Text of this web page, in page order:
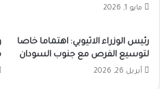
مايو 1, 2026
رئيس الوزراء الاثيوبي: اهتماما خاصا
لتوسيع الفرص مع جنوب السودان
أبريل 26, 2026